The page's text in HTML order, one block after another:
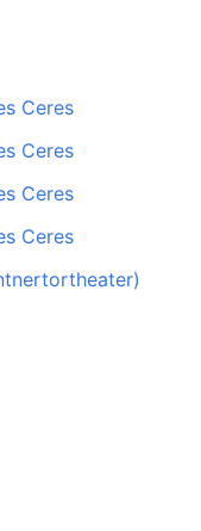
Ceres
Ceres
Ceres
Ceres